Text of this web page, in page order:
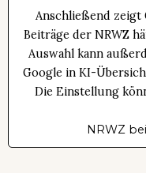
Anschließend zeigt
Beiträge der NRWZ
Auswahl kann
Google in KI-
Die Einstellung
NRWZ